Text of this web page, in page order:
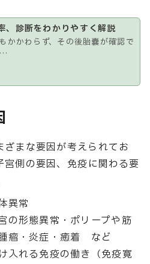
、診断をわかりやすく解説
かかわらず、その後胎嚢が確認で
まな要因が考えられてお
側の要因、免疫に関わる要
異常
の形態異常・ポリープや筋
瘤・炎症・癒着 など
入れる免疫の働き（免疫寛